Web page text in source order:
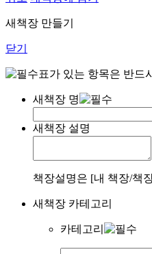
새책장 만들기
닫기
표가 있는 항목은 반드
새책장 명
새책장 설명
책장설명은 [내 책장/책
새책장 카테고리
카테고리